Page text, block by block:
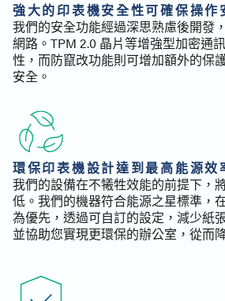
強大的印表機安全性可確保操作
我們的安全功能經過深思熟慮後開發
網路。TPM 2.0 晶片等增強型加密通
性，而防竄改功能則可增加額外的保
安全。
環保印表機設計達到最高能源效
我們的設備在不犧牲效能的前提下，
低。我們的機器符合能源之星標準，
為優先，透過可自訂的設定，減少紙
並協助您實現更環保的辦公室，從而